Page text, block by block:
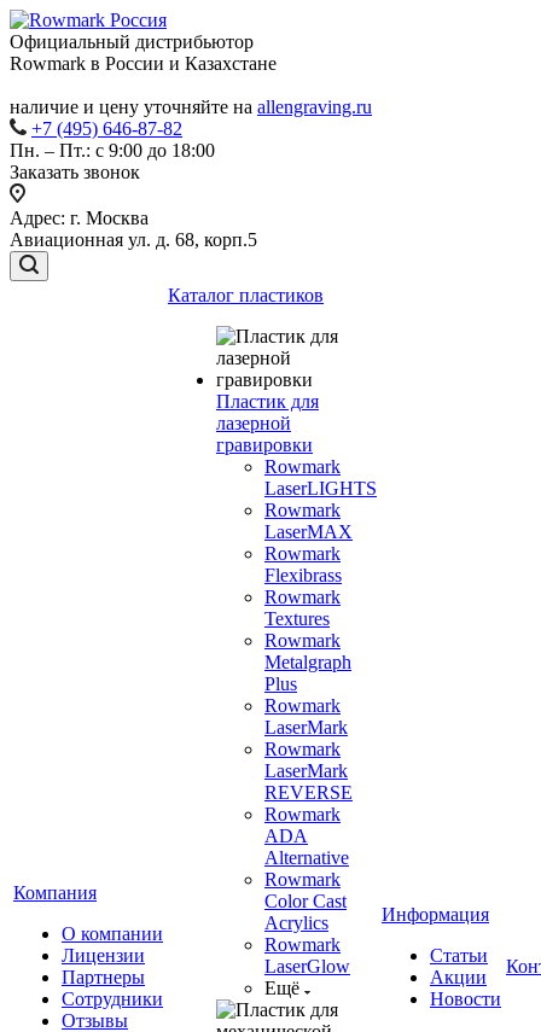
Официальный дистрибьютор
Rowmark в России и Казахстане
наличие и цену уточняйте на allengraving.ru
+7 (495) 646-87-82
Пн. – Пт.: с 9:00 до 18:00
Заказать звонок
Адрес: г. Москва
Авиационная ул. д. 68, корп.5
Компания
О компании
Лицензии
Партнеры
Сотрудники
Отзывы
Каталог пластиков
Пластик для
лазерной
гравировки
Rowmark
LaserLIGHTS
Rowmark
LaserMAX
Rowmark
Flexibrass
Rowmark
Textures
Rowmark
Metalgraph
Plus
Rowmark
LaserMark
Rowmark
LaserMark
REVERSE
Rowmark
ADA
Alternative
Rowmark
Color Cast
Acrylics
Rowmark
LaserGlow
Ещё
Информация
Статьи
Акции
Новости